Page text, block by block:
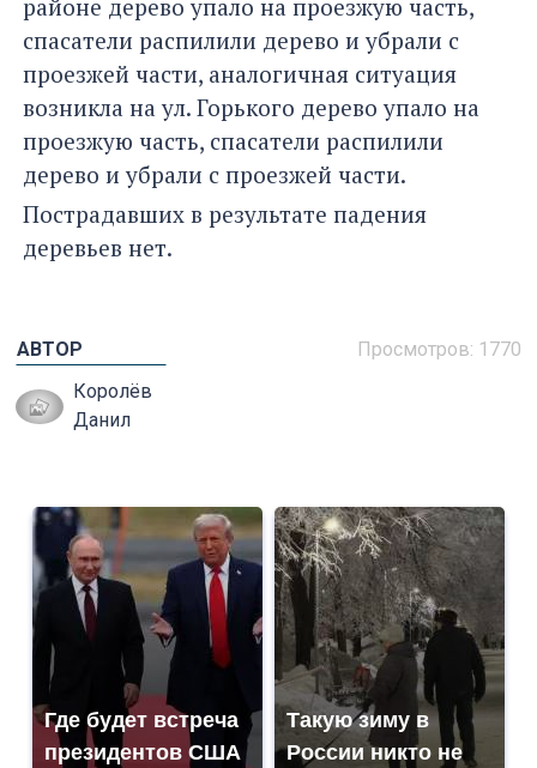
районе дерево упало на проезжую часть,
спасатели распилили дерево и убрали с
проезжей части, аналогичная ситуация
возникла на ул. Горького дерево упало на
проезжую часть, спасатели распилили
дерево и убрали с проезжей части.
Пострадавших в результате падения
деревьев нет.
Просмотров: 1770
АВТОР
Королёв
Данил
Где будет встреча
президентов США
Такую зиму в
России никто не